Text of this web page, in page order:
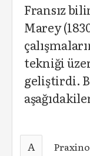
Fransız
Marey
tekniği
geliştirdi.
A